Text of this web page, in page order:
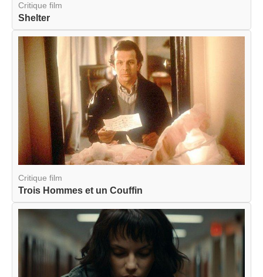
Critique film
Shelter
Critique film
Trois Hommes et un Couffin